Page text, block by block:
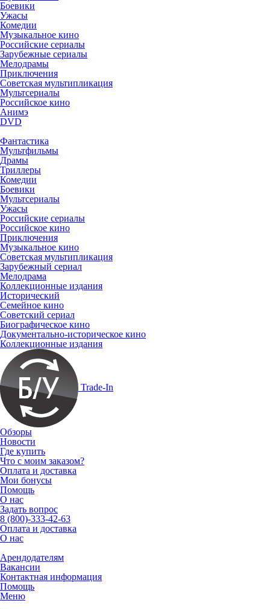
Боевики
Ужасы
Комедии
Музыкальное кино
Российские сериалы
Зарубежные сериалы
Мелодрамы
Приключения
Советская мультипликация
Мультсериалы
Российское кино
Анимэ
DVD
Фантастика
Мультфильмы
Драмы
Триллеры
Комедии
Боевики
Мультсериалы
Ужасы
Российские сериалы
Российское кино
Приключения
Музыкальное кино
Советская мультипликация
Зарубежный сериал
Мелодрама
Коллекционные издания
Исторический
Семейное кино
Советский сериал
Биографическое кино
Документально-историческое кино
Коллекционные издания
Trade-In
Обзоры
Новости
Где купить
Что с моим заказом?
Оплата и доставка
Мои бонусы
Помощь
О нас
Задать вопрос
8 (800)-333-42-63
Оплата и доставка
О нас
Арендодателям
Вакансии
Контактная информация
Помощь
Меню